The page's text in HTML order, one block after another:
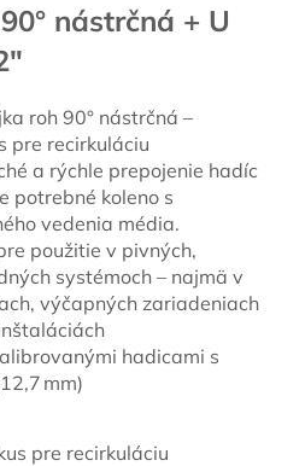
nástrčná + U
roh 90° nástrčná –
pre recirkuláciu
a rýchle prepojenie hadíc
potrebné koleno s
vedenia média.
použitie v pivných,
systémoch – najmä v
výčapných zariadeniach
hadicami s
mm)
pre recirkuláciu